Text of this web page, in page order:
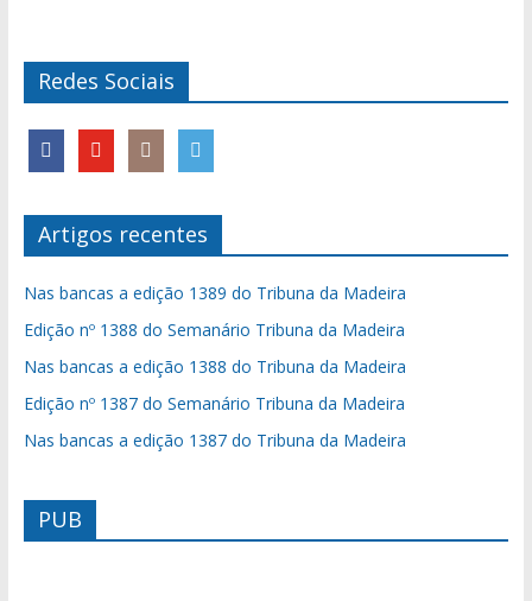
Redes Sociais
Artigos recentes
Nas bancas a edição 1389 do Tribuna da Madeira
Edição nº 1388 do Semanário Tribuna da Madeira
Nas bancas a edição 1388 do Tribuna da Madeira
Edição nº 1387 do Semanário Tribuna da Madeira
Nas bancas a edição 1387 do Tribuna da Madeira
PUB